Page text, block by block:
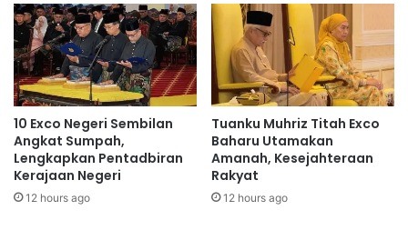
'
M
e
d
i
c
a
l
T
o
u
10 Exco Negeri Sembilan
Angkat Sumpah,
Lengkapkan Pentadbiran
Kerajaan Negeri
12 hours ago
Tuanku Muhriz Titah Exco
Baharu Utamakan
Amanah, Kesejahteraan
Rakyat
12 hours ago